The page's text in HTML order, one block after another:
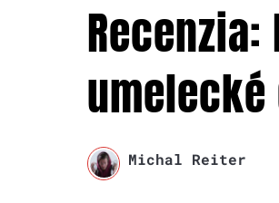
Michal Reiter